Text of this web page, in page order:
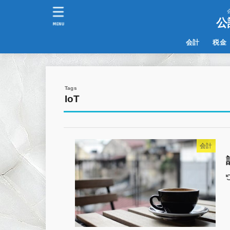
会計
IFRS
その他
税金
MENU
IoT
会計